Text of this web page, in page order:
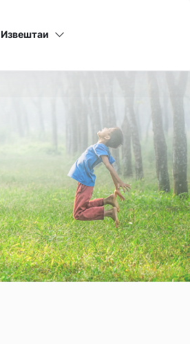
Извештаи